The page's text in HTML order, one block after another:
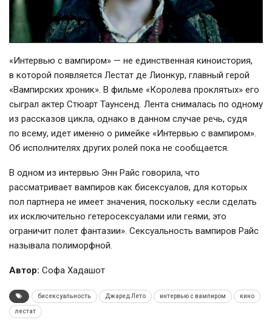
«Интервью с вампиром» — не единственная киноистория,
в которой появляется Лестат де Лионкур, главный герой
«Вампирских хроник». В фильме «Королева проклятых» его
сыграл актер Стюарт Таунсенд. Лента снималась по одному
из рассказов цикла, однако в данном случае речь, судя
по всему, идет именно о римейке «Интервью с вампиром».
Об исполнителях других ролей пока не сообщается.
В одном из интервью Энн Райс говорила, что
рассматривает вампиров как бисексуалов, для которых
пол партнера не имеет значения, поскольку «если сделать
их исключительно гетеросексуалами или геями, это
ограничит полет фантазии». Сексуальность вампиров Райс
называла полиморфной.
Автор: Софа Хадашот
бисексуальность Джаред Лето интервью с вампиром кино
лестат